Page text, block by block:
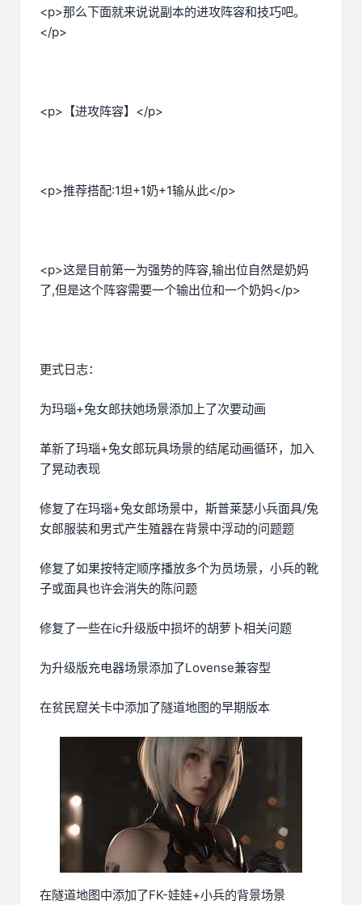
<p>那么下面就来说说副本的进攻阵容和技巧吧。
</p>
<p>【进攻阵容】</p>
<p>推荐搭配:1坦+1奶+1输从此</p>
<p>这是目前第一为强势的阵容,输出位自然是奶妈
了,但是这个阵容需要一个输出位和一个奶妈</p>
更式日志：
为玛瑙+兔女郎扶她场景添加上了次要动画
革新了玛瑙+兔女郎玩具场景的结尾动画循环，加入
了晃动表现
修复了在玛瑙+兔女郎场景中，斯普莱瑟小兵面具/兔
女郎服装和男式产生殖器在背景中浮动的问题题
修复了如果按特定顺序播放多个为员场景，小兵的靴
子或面具也许会消失的陈问题
修复了一些在ic升级版中损坏的胡萝卜相关问题
为升级版充电器场景添加了Lovense兼容型
在贫民窟关卡中添加了隧道地图的早期版本
在隧道地图中添加了FK-娃娃+小兵的背景场景